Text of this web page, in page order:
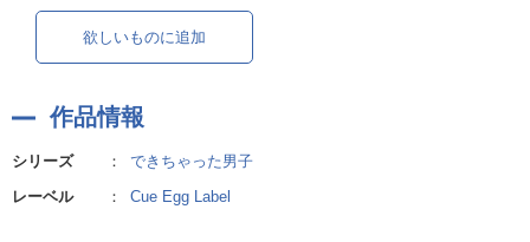
欲しいものに追加
作品情報
シリーズ ：
できちゃった男子
レーベル
： Cue Egg Label